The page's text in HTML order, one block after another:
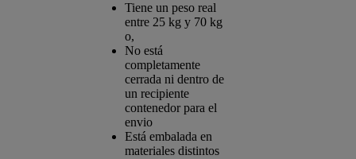
Tiene un peso real
entre 25 kg y 70 kg
o,
No está
completamente
cerrada ni dentro de
un recipiente
contenedor para el
envio
Está embalada en
materiales distintos